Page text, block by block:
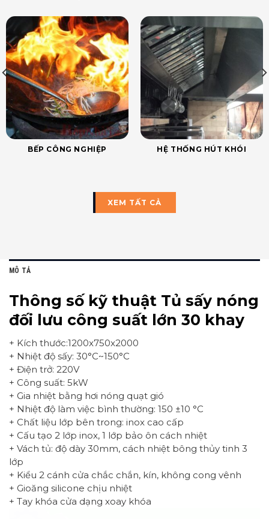
BẾP CÔNG NGHIỆP HỆ THỐNG HÚT KHÓI
XEM TẤT CẢ
MÔ TẢ
Thông số kỹ thuật Tủ sấy nóng
đối lưu công suất lớn 30 khay
+ Kích thước:1200x750x2000
+ Nhiệt độ sấy: 30°C~150°C
+ Điện trở: 220V
+ Công suất: 5kW
+ Gia nhiệt bằng hơi nóng quạt gió
+ Nhiệt độ làm việc bình thường: 150 ±10 °C
+ Chất liệu lớp bên trong: inox cao cấp
+ Cấu tạo 2 lớp inox, 1 lớp bảo ôn cách nhiệt
+ Vách tủ: độ dày 30mm, cách nhiệt bông thủy tinh 3
lớp
+ Kiểu 2 cánh cửa chắc chắn, kín, không cong vênh
+ Gioăng silicone chịu nhiệt
+ Tay khóa cửa dạng xoay khóa